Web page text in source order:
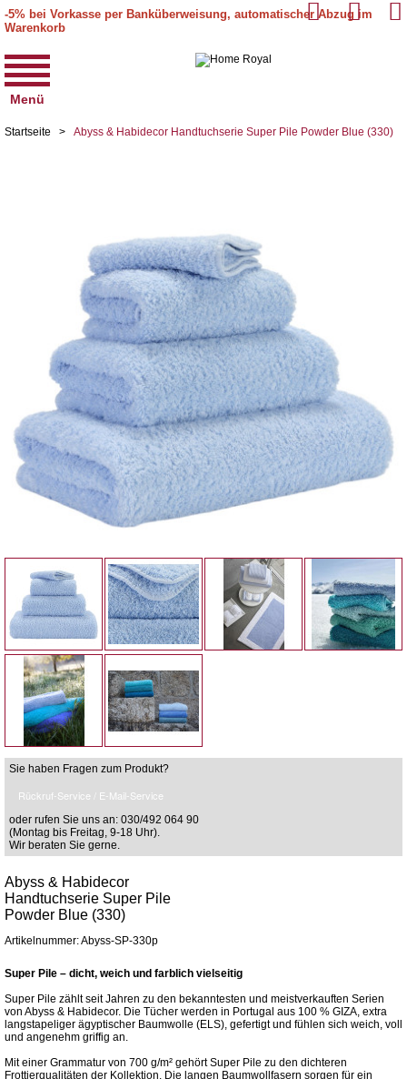
-5% bei Vorkasse per Banküberweisung, automatischer Abzug im
Warenkorb
Menü
Startseite > Abyss & Habidecor Handtuchserie Super Pile Powder Blue (330)
Sie haben Fragen zum Produkt?
Rückruf-Service / E-Mail-Service
oder rufen Sie uns an: 030/492 064 90
(Montag bis Freitag, 9-18 Uhr).
Wir beraten Sie gerne.
Abyss & Habidecor
Handtuchserie Super Pile
Powder Blue (330)
Artikelnummer: Abyss-SP-330p
Super Pile – dicht, weich und farblich vielseitig
Super Pile zählt seit Jahren zu den bekanntesten und meistverkauften Serien
von Abyss & Habidecor. Die Tücher werden in Portugal aus 100 % GIZA, extra
langstapeliger ägyptischer Baumwolle (ELS), gefertigt und fühlen sich weich, voll
und angenehm griffig an.
Mit einer Grammatur von 700 g/m² gehört Super Pile zu den dichteren
Frottierqualitäten der Kollektion. Die langen Baumwollfasern sorgen für ein